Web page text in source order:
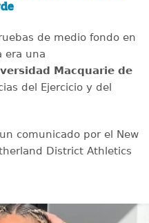
de medio fondo en
era una
Macquarie de
del Ejercicio y del
comunicado por el New
District Athletics